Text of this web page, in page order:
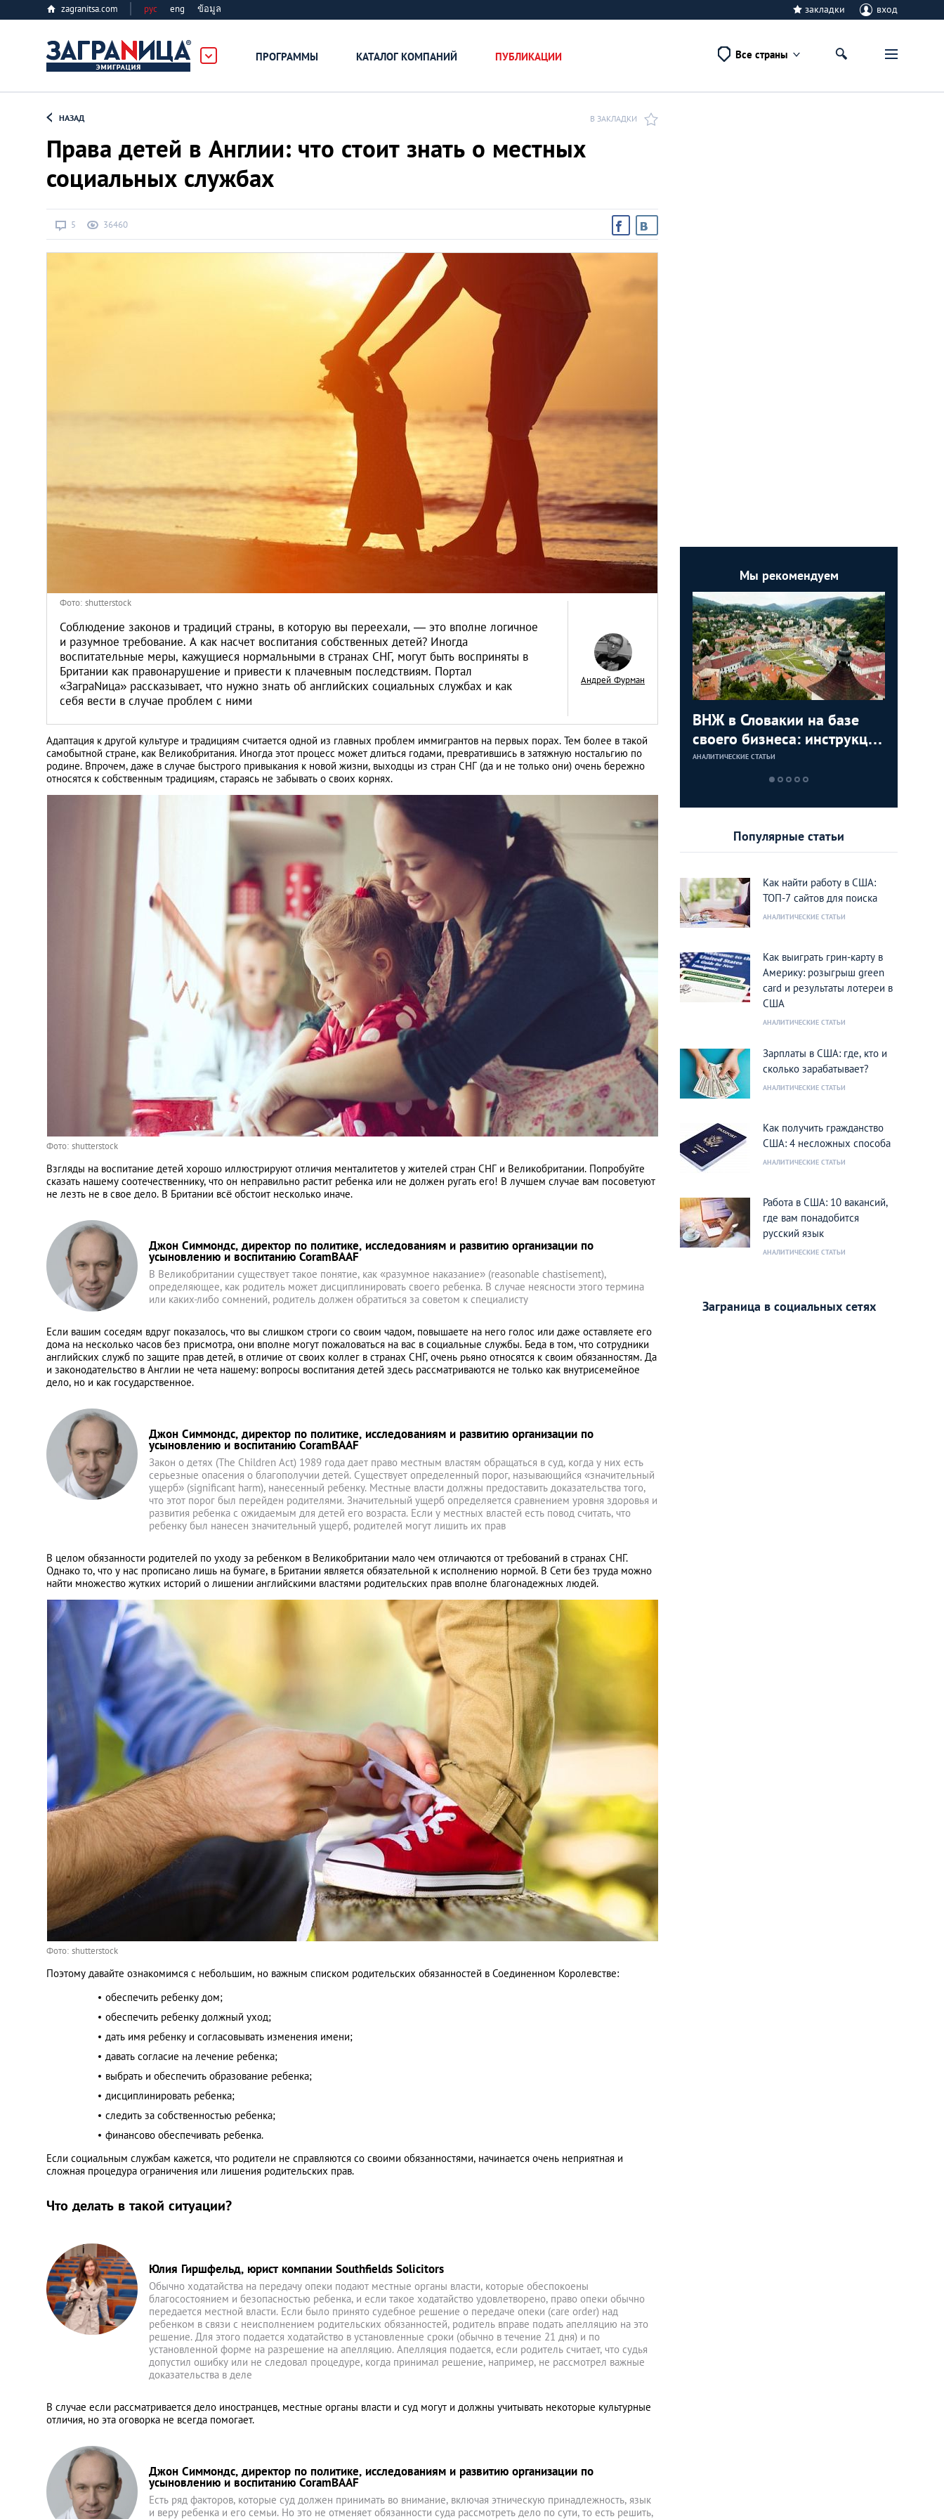
zagranitsa.com рус eng ข้อมูล закладки вход
ПРОГРАММЫ КАТАЛОГ КОМПАНИЙ ПУБЛИКАЦИИ
Все страны
Латвия
Литва
Мальта
Польша
Португалия
Россия
Словения
США
Украина
Франция
Эстония
Другие
Все страны
НАЗАД В ЗАКЛАДКИ
Права детей в Англии: что стоит знать о местных
социальных службах
5 36460
Фото: shutterstock
Соблюдение законов и традиций страны, в которую вы переехали, — это вполне логичное
и разумное требование. А как насчет воспитания собственных детей? Иногда
воспитательные меры, кажущиеся нормальными в странах СНГ, могут быть восприняты в
Британии как правонарушение и привести к плачевным последствиям. Портал
«ЗаграNица» рассказывает, что нужно знать об английских социальных службах и как
себя вести в случае проблем с ними
Андрей Фурман
Адаптация к другой культуре и традициям считается одной из главных проблем иммигрантов на первых порах. Тем более в такой
самобытной стране, как Великобритания. Иногда этот процесс может длиться годами, превратившись в затяжную ностальгию по
родине. Впрочем, даже в случае быстрого привыкания к новой жизни, выходцы из стран СНГ (да и не только они) очень бережно
относятся к собственным традициям, стараясь не забывать о своих корнях.
Фото: shutterstock
Взгляды на воспитание детей хорошо иллюстрируют отличия менталитетов у жителей стран СНГ и Великобритании. Попробуйте
сказать нашему соотечественнику, что он неправильно растит ребенка или не должен ругать его! В лучшем случае вам посоветуют
не лезть не в свое дело. В Британии всё обстоит несколько иначе.
Джон Симмондс, директор по политике, исследованиям и развитию организации по
усыновлению и воспитанию CoramBAAF
В Великобритании существует такое понятие, как «разумное наказание» (reasonable chastisement),
определяющее, как родитель может дисциплинировать своего ребенка. В случае неясности этого термина
или каких-либо сомнений, родитель должен обратиться за советом к специалисту
Если вашим соседям вдруг показалось, что вы слишком строги со своим чадом, повышаете на него голос или даже оставляете его
дома на несколько часов без присмотра, они вполне могут пожаловаться на вас в социальные службы. Беда в том, что сотрудники
английских служб по защите прав детей, в отличие от своих коллег в странах СНГ, очень рьяно относятся к своим обязанностям. Да
и законодательство в Англии не чета нашему: вопросы воспитания детей здесь рассматриваются не только как внутрисемейное
дело, но и как государственное.
Джон Симмондс, директор по политике, исследованиям и развитию организации по
усыновлению и воспитанию CoramBAAF
Закон о детях (The Children Act) 1989 года дает право местным властям обращаться в суд, когда у них есть
серьезные опасения о благополучии детей. Существует определенный порог, называющийся «значительный
ущерб» (significant harm), нанесенный ребенку. Местные власти должны предоставить доказательства того,
что этот порог был перейден родителями. Значительный ущерб определяется сравнением уровня здоровья и
развития ребенка с ожидаемым для детей его возраста. Если у местных властей есть повод считать, что
ребенку был нанесен значительный ущерб, родителей могут лишить их прав
В целом обязанности родителей по уходу за ребенком в Великобритании мало чем отличаются от требований в странах СНГ.
Однако то, что у нас прописано лишь на бумаге, в Британии является обязательной к исполнению нормой. В Сети без труда можно
найти множество жутких историй о лишении английскими властями родительских прав вполне благонадежных людей.
Фото: shutterstock
Поэтому давайте ознакомимся с небольшим, но важным списком родительских обязанностей в Соединенном Королевстве:
обеспечить ребенку дом;
обеспечить ребенку должный уход;
дать имя ребенку и согласовывать изменения имени;
давать согласие на лечение ребенка;
выбрать и обеспечить образование ребенка;
дисциплинировать ребенка;
следить за собственностью ребенка;
финансово обеспечивать ребенка.
Если социальным службам кажется, что родители не справляются со своими обязанностями, начинается очень неприятная и
сложная процедура ограничения или лишения родительских прав.
Что делать в такой ситуации?
Юлия Гиршфельд, юрист компании Southfields Solicitors
Обычно ходатайства на передачу опеки подают местные органы власти, которые обеспокоены
благосостоянием и безопасностью ребенка, и если такое ходатайство удовлетворено, право опеки обычно
передается местной власти. Если было принято судебное решение о передаче опеки (care order) над
ребенком в связи с неисполнением родительских обязанностей, родитель вправе подать апелляцию на это
решение. Для этого подается ходатайство в установленные сроки (обычно в течение 21 дня) и по
установленной форме на разрешение на апелляцию. Апелляция подается, если родитель считает, что судья
допустил ошибку или не следовал процедуре, когда принимал решение, например, не рассмотрел важные
доказательства в деле
В случае если рассматривается дело иностранцев, местные органы власти и суд могут и должны учитывать некоторые культурные
отличия, но эта оговорка не всегда помогает.
Джон Симмондс, директор по политике, исследованиям и развитию организации по
усыновлению и воспитанию CoramBAAF
Есть ряд факторов, которые суд должен принимать во внимание, включая этническую принадлежность, язык
и веру ребенка и его семьи. Но это не отменяет обязанности суда рассмотреть дело по сути, то есть решить,
Мы рекомендуем
ВНЖ в Словакии на базе
своего бизнеса: инструкция
для граждан СНГ
АНАЛИТИЧЕСКИЕ СТАТЬИ
Как открыть бизнес в
Словакии: процедура для
иностранцев
АНАЛИТИЧЕСКИЕ СТАТЬИ
Популярные статьи
Как найти работу в США:
ТОП-7 сайтов для поиска
АНАЛИТИЧЕСКИЕ СТАТЬИ
Как выиграть грин-карту в
Америку: розыгрыш green
card и результаты лотереи в
США
АНАЛИТИЧЕСКИЕ СТАТЬИ
Зарплаты в США: где, кто и
сколько зарабатывает?
АНАЛИТИЧЕСКИЕ СТАТЬИ
Как получить гражданство
США: 4 несложных способа
АНАЛИТИЧЕСКИЕ СТАТЬИ
Работа в США: 10 вакансий,
где вам понадобится
русский язык
АНАЛИТИЧЕСКИЕ СТАТЬИ
Заграница в социальных сетях